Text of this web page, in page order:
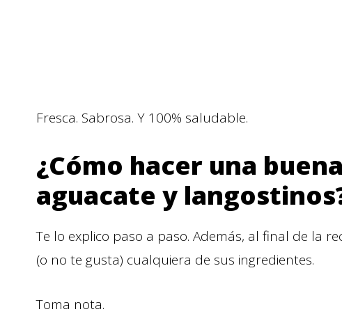
Fresca. Sabrosa. Y 100% saludable.
¿Cómo hacer una
aguacate y
Te lo explico paso a paso. Además, al final de la
(o no te gusta) cualquiera de sus ingredientes.
Toma nota.